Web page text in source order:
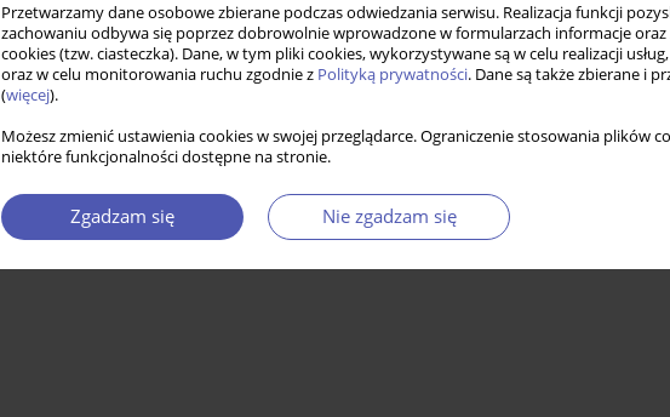
Przetwarzamy dane osobowe zbierane podczas odwiedzania serwisu. Realizacja funkcji
zachowaniu odbywa się poprzez dobrowolnie wprowadzone w formularzach informacje
cookies (tzw. ciasteczka). Dane, w tym pliki cookies, wykorzystywane są w celu realizacji
oraz w celu monitorowania ruchu zgodnie z Polityką prywatności. Dane są także zbierane i
(więcej).
Możesz zmienić ustawienia cookies w swojej przeglądarce. Ograniczenie stosowania plików
niektóre funkcjonalności dostępne na stronie.
Zgadzam się Nie zgadzam się